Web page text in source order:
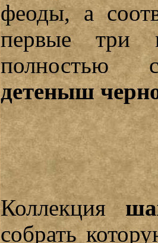
феоды, а
первые
полностью
детеныш
Коллекция
собрать